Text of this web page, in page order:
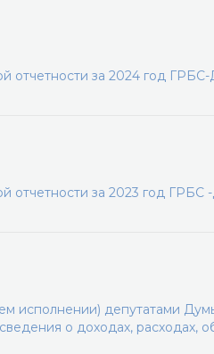
отчетности за 2024 год
отчетности за 2023 год ГРБС
исполнении) депутатами
о доходах, расходах,